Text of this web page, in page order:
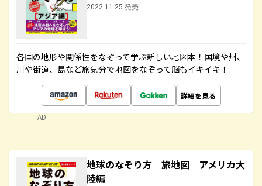
2022.11.25 発売
各国の地形や関係性をなぞって学ぶ新しい地図本！国境や州、
川や街道、島など旅気分で地図をなぞって脳もイキイキ！
詳細を見る
AD
地球のなぞり方 旅地図 アメリカ大
陸編